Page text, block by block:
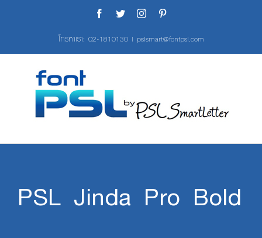
Facebook
TwitterInstagram
โทรหาเรา: 02-1810130 | pslsmart@fontpsl.com
PSL Jinda Pro Bold